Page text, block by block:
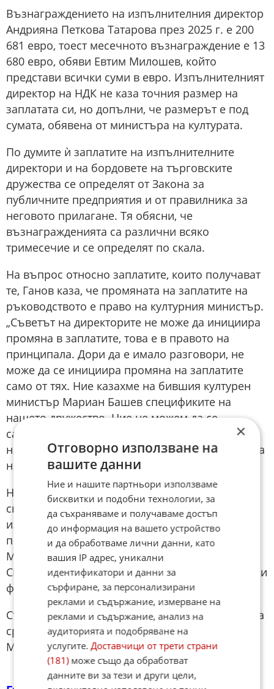
Възнаграждението на изпълнителния директор
Андрияна Петкова Татарова през 2025 г. е 200
681 евро, тоест месечното възнаграждение е 13
680 евро, обяви Евтим Милошев, който
представи всички суми в евро. Изпълнителният
директор на НДК не каза точния размер на
заплатата си, но допълни, че размерът е под
сумата, обявена от министъра на културата.
По думите ѝ заплатите на изпълнителните
директори и на бордовете на търговските
дружества се определят от Закона за
публичните предприятия и от правилника за
неговото прилагане. Тя обясни, че
възнагражденията са различни всяко
тримесечие и се определят по скала.
На въпрос относно заплатите, които получават
те, Ганов каза, че промяната на заплатите на
ръководството е право на културния министър.
„Съветът на директорите не може да инициира
промяна в заплатите, това е в правото на
принципала. Дори да е имало разговори, не
може да се инициира промяна на заплатите
само от тях. Ние казахме на бившия културен
министър Мариан Башев спецификите на
нашето дружество. Ние не можем да се
самоиздържаме в момента, не може да отидем
на печалба без инвестиции. А с тази поддръжка
на сградния фонд е трудно“, разясни той.
НДК не се страхува от проверки, защото сме
спазили буквата на закона, каза
изпълнителният директор. Нямам никакви
притеснения, допълни тя и призова
Министерство на културата да направи одит.
Според нея не е редно да се изнасят некоректни
факти.
Съветът на директорите на НДК заяви в края на
срещата с медиите, че се надява на диалог с
Министерство на културата.
×
Отговорно използване на
вашите данни
Ние и нашите партньори използваме
бисквитки и подобни технологии, за
да съхраняваме и получаваме достъп
до информация на вашето устройство
и да обработваме лични данни, като
вашия IP адрес, уникални
идентификатори и данни за
сърфиране, за персонализирани
реклами и съдържание, измерване на
реклами и съдържание, анализ на
аудиторията и подобряване на
услугите.Доставчици от трети страни
(181)може също да обработват
данните ви за тези и други цели,